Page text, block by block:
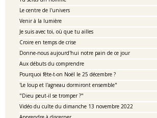
Le centre de l'univers
Venir à la lumière
Je suis avec toi, où que tu ailles
Croire en temps de crise
Donne-nous aujourd'hui notre pain de ce jour
Aux débuts du comprendre
Pourquoi fête-t-on Noël le 25 décembre ?
'Le loup et l'agneau dormiront ensemble"
"Dieu peut-il se tromper ?"
Vidéo du culte du dimanche 13 novembre 2022